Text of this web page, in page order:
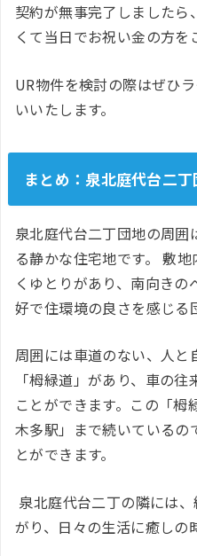
契約が無事完了しました
くて当日でお祝い金の方を
UR物件を検討の際はぜひ
いいたします。
まとめ：泉北庭代台二
泉北庭代台二丁団地の周
る静かな住宅地です。 敷
くゆとりがあり、南向き
好で住環境の良さを感じる
周囲には車道のない、人と
「栂緑道」があり、車の
ことができます。この「
木多駅」まで続いているの
とができます。
泉北庭代台二丁の隣には
がり、日々の生活に癒しの